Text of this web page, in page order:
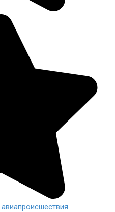
авиапроисшествия